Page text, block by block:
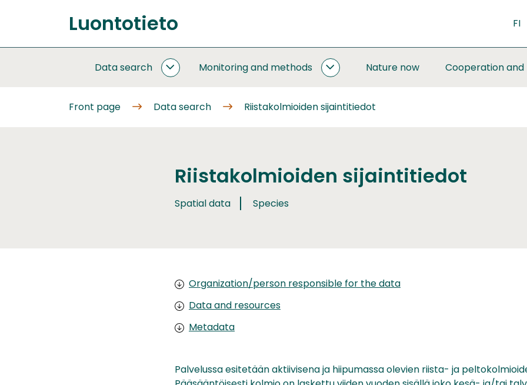
to
content
Front
Luontotieto FI
Data search
DATA
Monitoring and methods
MONITORING
SUBPAGES
Nature now Cooperation
Front page Data search Riistakolmioiden sijaintitiedot
Riistakolmioiden sijaintitiedot
Spatial data Species
Organization/person responsible for the data
Data and resources
Metadata
Palvelussa esitetään aktiivisena ja hiipumassa olevien riista- ja